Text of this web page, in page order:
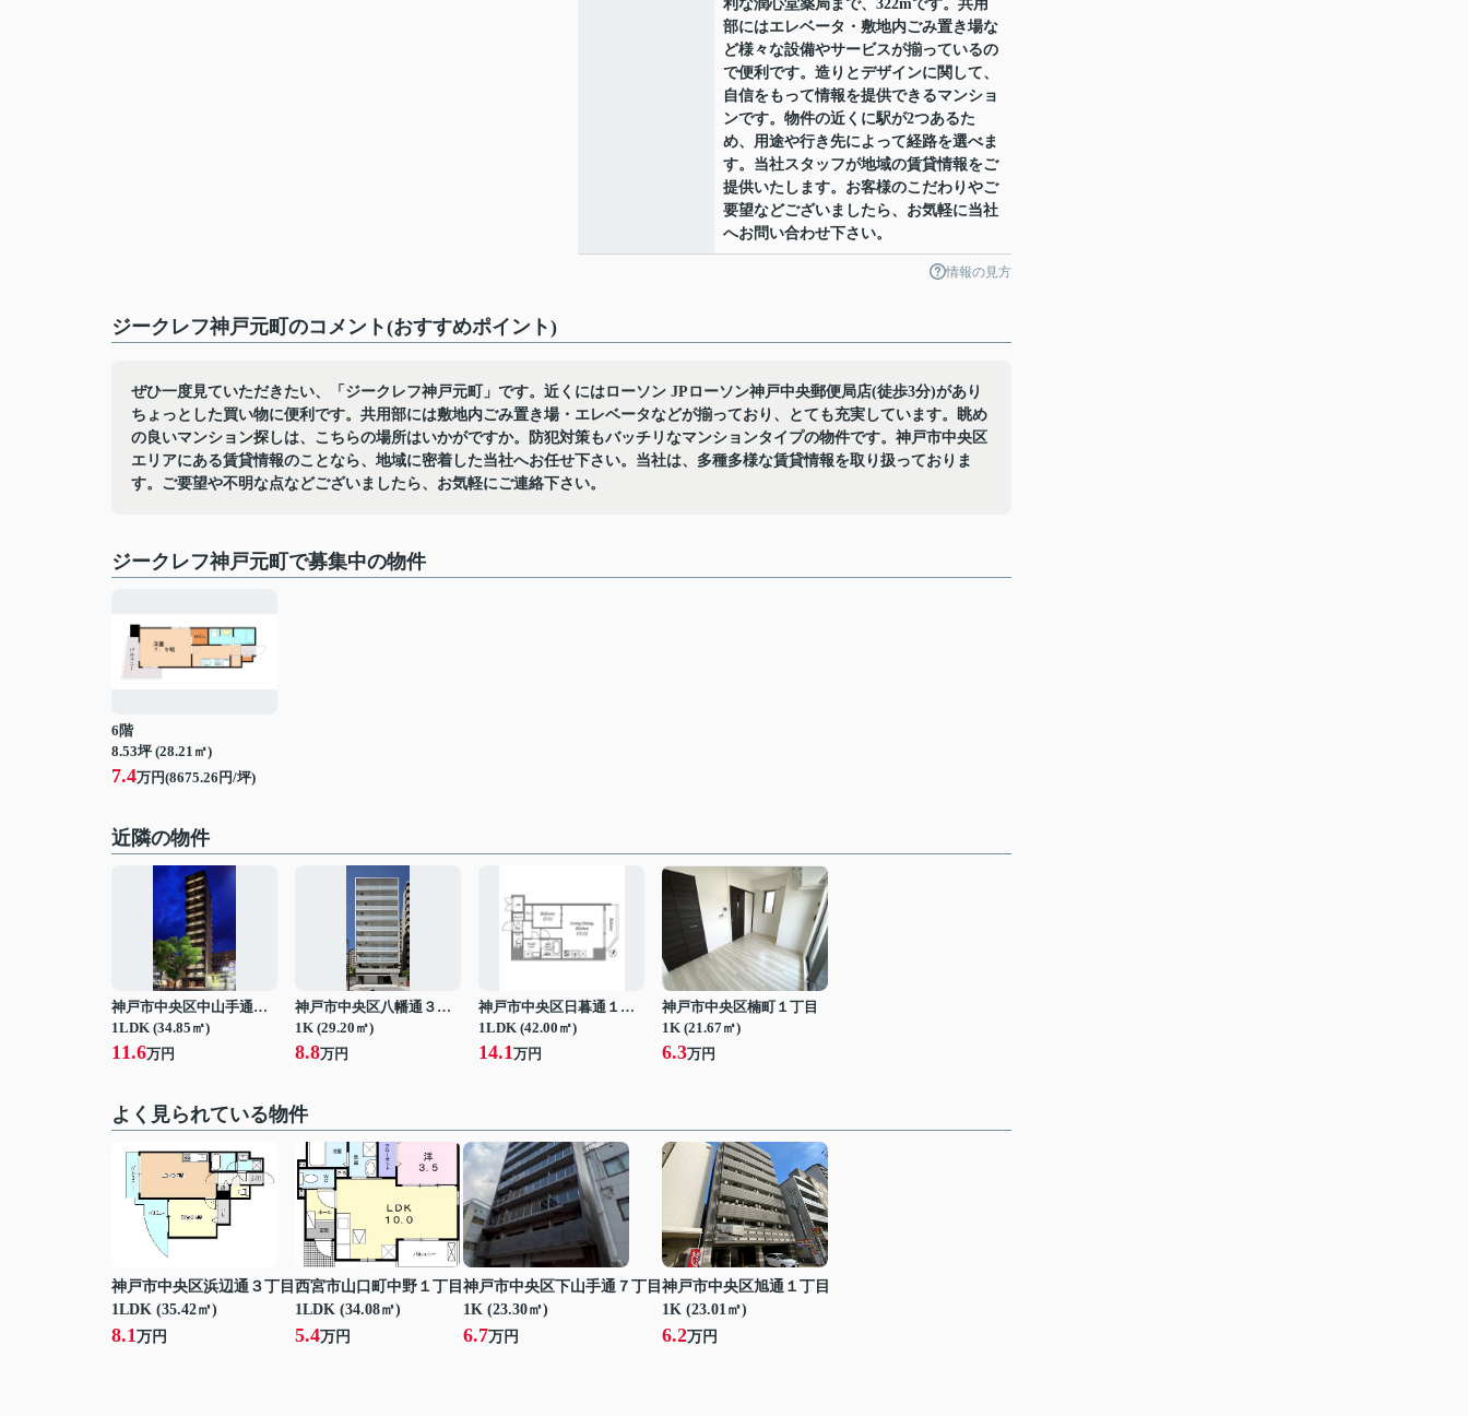
利な潤心堂薬局まで、322mです。共用
部にはエレベータ・敷地内ごみ置き場な
ど様々な設備やサービスが揃っているの
で便利です。造りとデザインに関して、
自信をもって情報を提供できるマンショ
ンです。物件の近くに駅が2つあるた
め、用途や行き先によって経路を選べま
す。当社スタッフが地域の賃貸情報をご
提供いたします。お客様のこだわりやご
要望などございましたら、お気軽に当社
へお問い合わせ下さい。
情報の見方
ジークレフ神戸元町のコメント(おすすめポイント)
ぜひ一度見ていただきたい、「ジークレフ神戸元町」です。近くにはローソン JPローソン神戸中央郵便局店(徒歩3分)があり
ちょっとした買い物に便利です。共用部には敷地内ごみ置き場・エレベータなどが揃っており、とても充実しています。眺め
の良いマンション探しは、こちらの場所はいかがですか。防犯対策もバッチリなマンションタイプの物件です。神戸市中央区
エリアにある賃貸情報のことなら、地域に密着した当社へお任せ下さい。当社は、多種多様な賃貸情報を取り扱っておりま
す。ご要望や不明な点などございましたら、お気軽にご連絡下さい。
ジークレフ神戸元町で募集中の物件
6階
8.53坪 (28.21㎡)
7.4万円(8675.26円/坪)
近隣の物件
神戸市中央区中山手通２丁目
1LDK (34.85㎡)
11.6万円
神戸市中央区八幡通３丁目
1K (29.20㎡)
8.8万円
神戸市中央区日暮通１丁目
1LDK (42.00㎡)
14.1万円
神戸市中央区楠町１丁目
1K (21.67㎡)
6.3万円
よく見られている物件
神戸市中央区浜辺通３丁目
1LDK (35.42㎡)
8.1万円
西宮市山口町中野１丁目
1LDK (34.08㎡)
5.4万円
神戸市中央区下山手通７丁目
1K (23.30㎡)
6.7万円
神戸市中央区旭通１丁目
1K (23.01㎡)
6.2万円